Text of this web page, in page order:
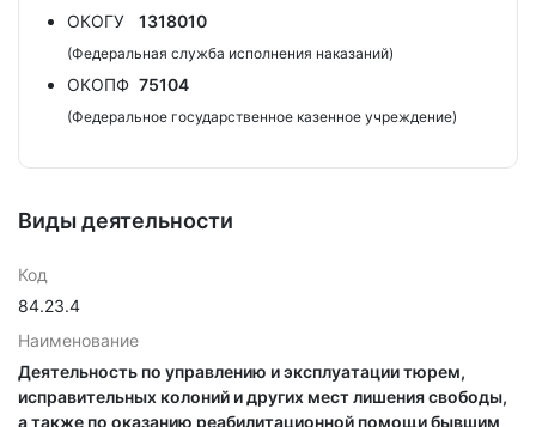
ОКОГУ 1318010
(Федеральная служба исполнения наказаний)
ОКОПФ 75104
(Федеральное государственное казенное учреждение)
Виды деятельности
Код
84.23.4
Наименование
Деятельность по управлению и эксплуатации тюрем,
исправительных колоний и других мест лишения свободы,
а также по оказанию реабилитационной помощи бывшим